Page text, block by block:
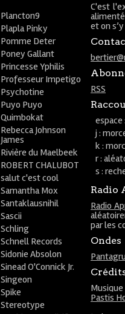
C'est
et on
RSS
espace
j :
k :
r :
s :
Radio
Radio
par les
Ondes
Pastis
Plancton9
Plapla Pinky
Pomme Deter
Poney Gallant
Princesse Yphilis
Professeur Impetigo
Psychotine
Puyo Puyo
Quimbokat
Rebecca Johnson
James
Rivière du Maelbeek
ROBERT CHALUBOT
salut c'est cool
Samantha Mox
Santaklausnihil
Sascii
Schling
Schnell Records
Sidonie Absolon
Sinead O'Connick Jr.
Singeon
Spike
Stereotype